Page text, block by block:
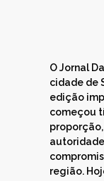
O Jornal
cidade de
edição
começou
região.